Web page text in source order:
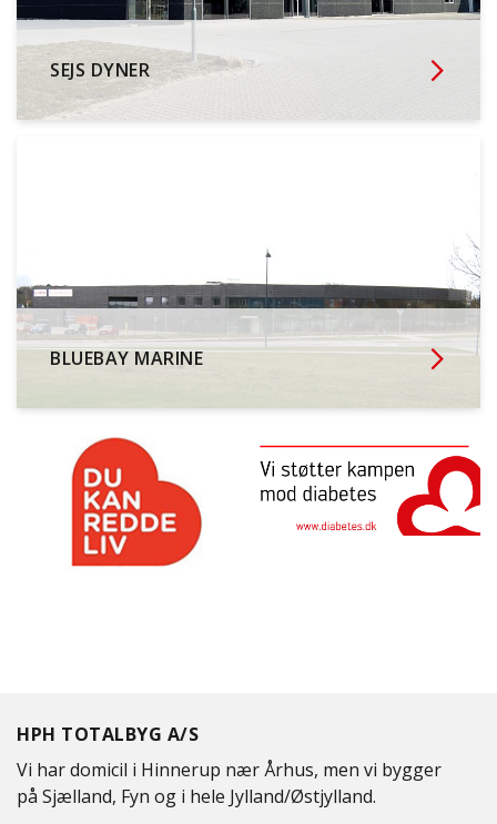
SEJS DYNER
BLUEBAY MARINE
HPH TOTALBYG A/S
Vi har domicil i Hinnerup nær Århus, men vi bygger
på Sjælland, Fyn og i hele Jylland/Østjylland.